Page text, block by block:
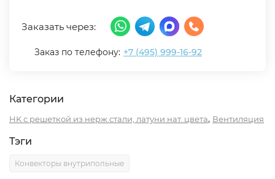
Заказать через:
Заказ по телефону: +7 (495) 999-16-92
Категории
HK с решеткой из нерж.стали, латуни нат. цвета, Вентиляция
Тэги
Конвекторы внутрипольные